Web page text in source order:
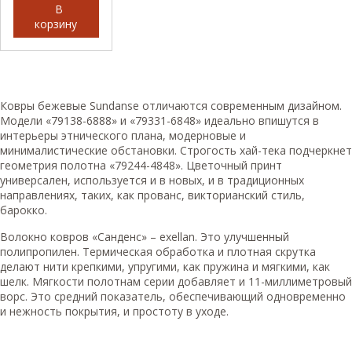
В
корзину
Ковры бежевые Sundanse отличаются современным дизайном.
Модели «79138-6888» и «79331-6848» идеально впишутся в
интерьеры этнического плана, модерновые и
минималистические обстановки. Строгость хай-тека подчеркнет
геометрия полотна «79244-4848». Цветочный принт
универсален, используется и в новых, и в традиционных
направлениях, таких, как прованс, викторианский стиль,
барокко.
Волокно ковров «Санденс» – exellan. Это улучшенный
полипропилен. Термическая обработка и плотная скрутка
делают нити крепкими, упругими, как пружина и мягкими, как
шелк. Мягкости полотнам серии добавляет и 11-миллиметровый
ворс. Это средний показатель, обеспечивающий одновременно
и нежность покрытия, и простоту в уходе.